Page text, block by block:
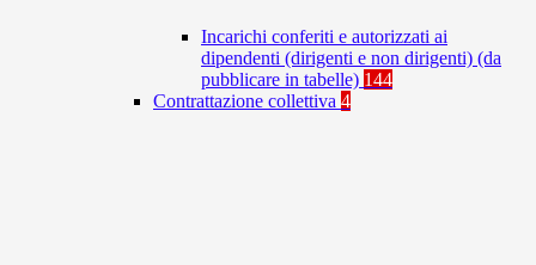
Incarichi conferiti e autorizzati ai
dipendenti (dirigenti e non dirigenti) (da
pubblicare in tabelle) 144
Contrattazione collettiva 4